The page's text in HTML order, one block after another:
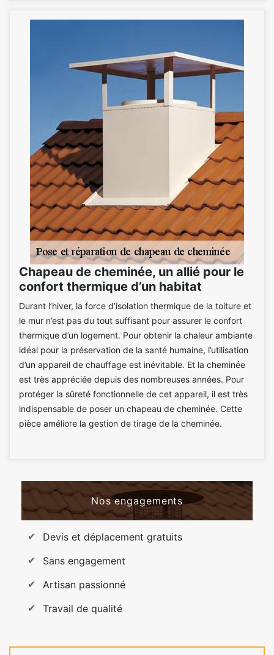
Chapeau de cheminée, un allié pour le
confort thermique d’un habitat
Durant l’hiver, la force d’isolation thermique de la toiture et
le mur n’est pas du tout suffisant pour assurer le confort
thermique d’un logement. Pour obtenir la chaleur ambiante
idéal pour la préservation de la santé humaine, l’utilisation
d’un appareil de chauffage est inévitable. Et la cheminée
est très appréciée depuis des nombreuses années. Pour
protéger la sûreté fonctionnelle de cet appareil, il est très
indispensable de poser un chapeau de cheminée. Cette
pièce améliore la gestion de tirage de la cheminée.
Nos engagements
Devis et déplacement gratuits
Sans engagement
Artisan passionné
Travail de qualité